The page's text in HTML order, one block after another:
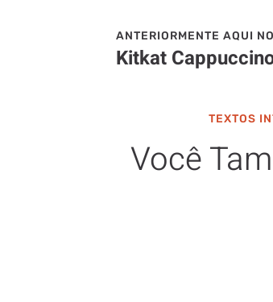
ANTERIORMENTE AQUI
Kitkat
TEXTOS
Você